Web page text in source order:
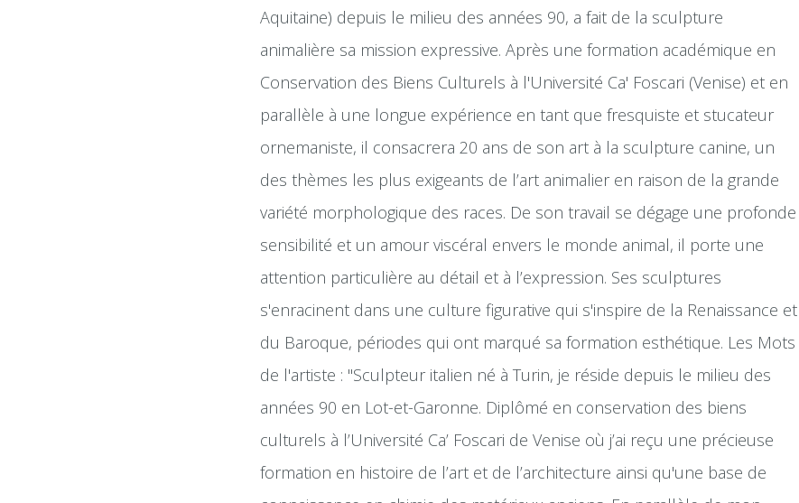
Aquitaine) depuis le milieu des années 90, a fait de la sculpture
animalière sa mission expressive. Après une formation académique en
Conservation des Biens Culturels à l'Université Ca' Foscari (Venise) et en
parallèle à une longue expérience en tant que fresquiste et stucateur
ornemaniste, il consacrera 20 ans de son art à la sculpture canine, un
des thèmes les plus exigeants de l’art animalier en raison de la grande
variété morphologique des races. De son travail se dégage une profonde
sensibilité et un amour viscéral envers le monde animal, il porte une
attention particulière au détail et à l’expression. Ses sculptures
s'enracinent dans une culture figurative qui s'inspire de la Renaissance et
du Baroque, périodes qui ont marqué sa formation esthétique. Les Mots
de l'artiste : "Sculpteur italien né à Turin, je réside depuis le milieu des
années 90 en Lot-et-Garonne. Diplômé en conservation des biens
culturels à l’Université Ca’ Foscari de Venise où j’ai reçu une précieuse
formation en histoire de l’art et de l’architecture ainsi qu'une base de